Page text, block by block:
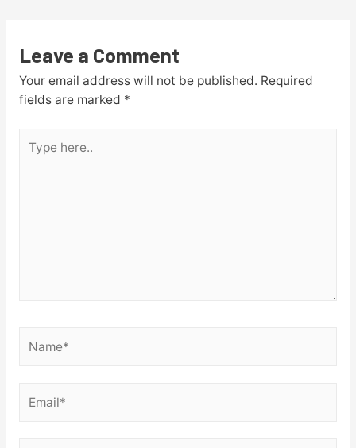
Leave a Comment
Your email address will not be published. Required
fields are marked *
here..